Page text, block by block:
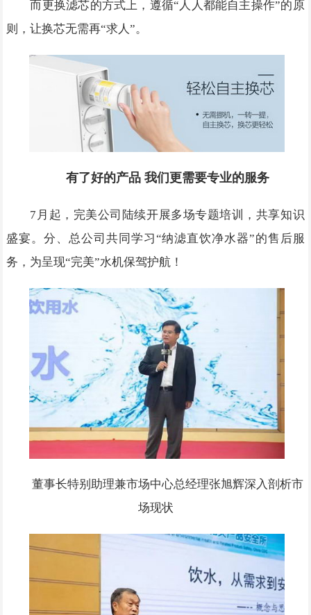
而更换滤芯的方式上，遵循“人人都能自主操作”的原
则，让换芯无需再“求人”。
有了好的产品 我们更需要专业的服务
7月起，完美公司陆续开展多场专题培训，共享知识
盛宴。分、总公司共同学习“纳滤直饮净水器”的售后服
务，为呈现“完美”水机保驾护航！
董事长特别助理兼市场中心总经理张旭辉深入剖析市
场现状